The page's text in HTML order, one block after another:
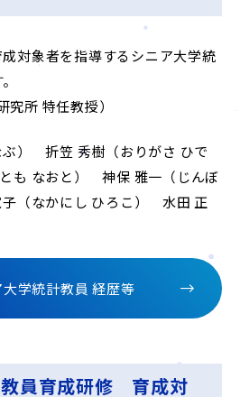
対象者を指導するシニア大学統
究所 特任教授）
） 折笠 秀樹（おりがさ ひで
も なおと） 神保 雅一（じんぼ
（なかにし ひろこ） 水田 正
大学統計教員 経歴等
員育成研修 育成対